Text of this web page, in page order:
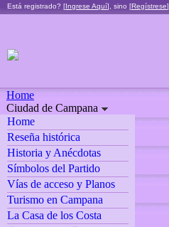
Está registrado? [Ingrese Aquí], sino [Regístrese]
Home
Ciudad de Campana
Home
Reseña histórica
Historia y Anécdotas
Símbolos del Partido
Vías de acceso y Planos
Turismo en Campana
La Casa de los Costa